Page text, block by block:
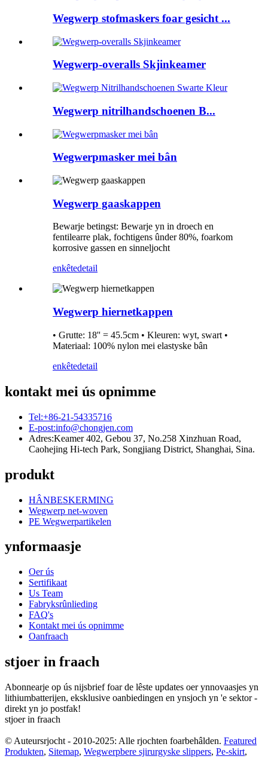
Wegwerp stofmaskers foar gesicht ...
Wegwerp-overalls Skjinkeamer
Wegwerp nitrilhandschoenen B...
Wegwerpmasker mei bân
Wegwerp gaaskappen
Bewarje betingst: Bewarje yn in droech en
fentilearre plak, fochtigens ûnder 80%, foarkom
korrosive gassen en sinneljocht
enkêtedetail
Wegwerp hiernetkappen
• Grutte: 18'' = 45.5cm • Kleuren: wyt, swart •
Materiaal: 100% nylon mei elastyske bân
enkêtedetail
kontakt mei ús opnimme
Tel:+86-21-54335716
E-post:info@chongjen.com
Adres:Keamer 402, Gebou 37, No.258 Xinzhuan Road,
Caohejing Hi-tech Park, Songjiang District, Shanghai, Sina.
produkt
HÂNBESKERMING
Wegwerp net-woven
PE Wegwerpartikelen
ynformaasje
Oer ús
Sertifikaat
Us Team
Fabryksrûnlieding
FAQ's
Kontakt mei ús opnimme
Oanfraach
stjoer in fraach
Abonnearje op ús nijsbrief foar de lêste updates oer ynnovaasjes yn
lithiumbatterijen, eksklusive oanbiedingen en ynsjoch yn 'e sektor -
direkt yn jo postfak!
stjoer in fraach
© Auteursrjocht - 2010-2025: Alle rjochten foarbehâlden. Featured
Produkten, Sitemap, Wegwerpbere sjirurgyske slippers, Pe-skirt,